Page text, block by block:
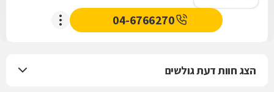
04-6766270
הצג חוות דעת גולשים